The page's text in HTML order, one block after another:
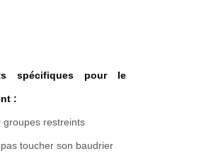
spécifiques pour le
:
restreints
toucher son baudrier